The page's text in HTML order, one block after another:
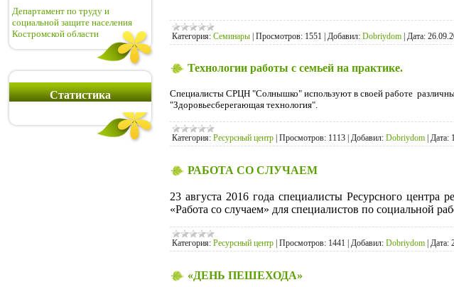
Департамент по труду и
социальной защите населения
Костромской области
Статистика
Категория: Семинары | Просмотров: 1551 | Добавил: Dobriydom | Дата:
Технологии работы с семьей на практике.
Специалисты СРЦН "Солнышко" используют в своей работе
"Здоровьесберегающая технология".
Категория: Ресурсный центр Просмотров: 1113 Добавил: Dobriydom Дата:
РАБОТА СО СЛУЧАЕМ
23 августа 2016 года специалисты Ресурсного
«Работа со случаем» для специалистов по социальной
Категория: Ресурсный центр Просмотров: 1441 Добавил: Dobriydom Дата:
«ДЕНЬ ПЕШЕХОДА»